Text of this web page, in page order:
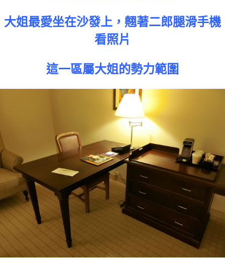
大姐最愛坐在沙發上，翹著二郎腿滑手機
看照片
這一區屬大姐的勢力範圍